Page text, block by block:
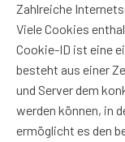
Zahlreiche
Viele Cookies
Cookie-ID ist eine
besteht aus einer
und Server dem
werden können, in
ermöglicht es den